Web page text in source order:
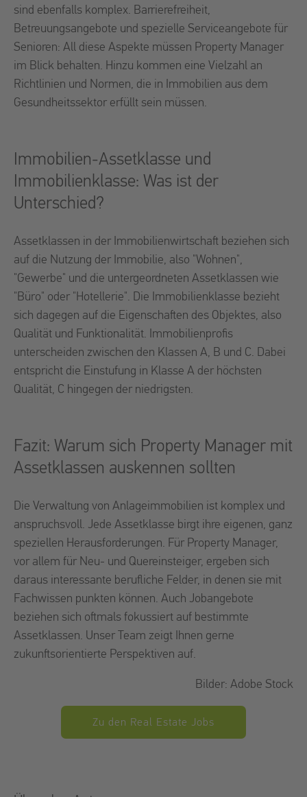
sind ebenfalls komplex. Barrierefreiheit,
Betreuungsangebote und spezielle Serviceangebote für
Senioren: All diese Aspekte müssen Property Manager
im Blick behalten. Hinzu kommen eine Vielzahl an
Richtlinien und Normen, die in Immobilien aus dem
Gesundheitssektor erfüllt sein müssen.
Immobilien-Assetklasse und
Immobilienklasse: Was ist der
Unterschied?
Assetklassen in der Immobilienwirtschaft beziehen sich
auf die Nutzung der Immobilie, also "Wohnen",
"Gewerbe" und die untergeordneten Assetklassen wie
"Büro" oder "Hotellerie". Die Immobilienklasse bezieht
sich dagegen auf die Eigenschaften des Objektes, also
Qualität und Funktionalität. Immobilienprofis
unterscheiden zwischen den Klassen A, B und C. Dabei
entspricht die Einstufung in Klasse A der höchsten
Qualität, C hingegen der niedrigsten.
Fazit: Warum sich Property Manager mit
Assetklassen auskennen sollten
Die Verwaltung von Anlageimmobilien ist komplex und
anspruchsvoll. Jede Assetklasse birgt ihre eigenen, ganz
speziellen Herausforderungen. Für Property Manager,
vor allem für Neu- und Quereinsteiger, ergeben sich
daraus interessante berufliche Felder, in denen sie mit
Fachwissen punkten können. Auch Jobangebote
beziehen sich oftmals fokussiert auf bestimmte
Assetklassen. Unser Team zeigt Ihnen gerne
zukunftsorientierte Perspektiven auf.
Bilder: Adobe Stock
Zu den Real Estate Jobs